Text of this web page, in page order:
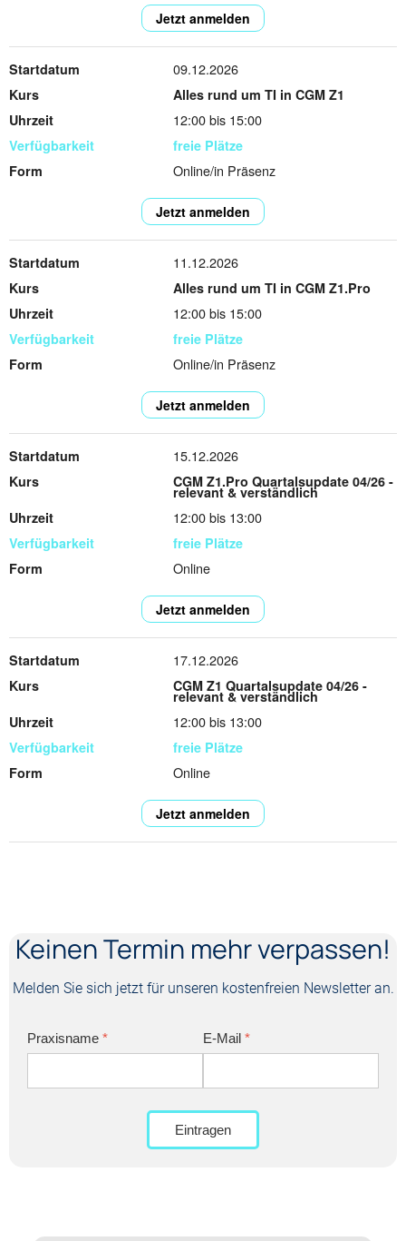
Jetzt anmelden
09.12.2026
Alles rund um TI in CGM Z1
12:00 bis 15:00
freie Plätze
Online/in Präsenz
Jetzt anmelden
11.12.2026
Alles rund um TI in CGM Z1.Pro
12:00 bis 15:00
freie Plätze
Online/in Präsenz
Jetzt anmelden
15.12.2026
CGM Z1.Pro Quartalsupdate 04/26 -
relevant & verständlich
12:00 bis 13:00
freie Plätze
Online
Jetzt anmelden
17.12.2026
CGM Z1 Quartalsupdate 04/26 -
relevant & verständlich
12:00 bis 13:00
freie Plätze
Online
Jetzt anmelden
Keinen Termin mehr verpassen!
Melden Sie sich jetzt für unseren kostenfreien Newsletter an.
Praxisname * E-Mail *
Eintragen